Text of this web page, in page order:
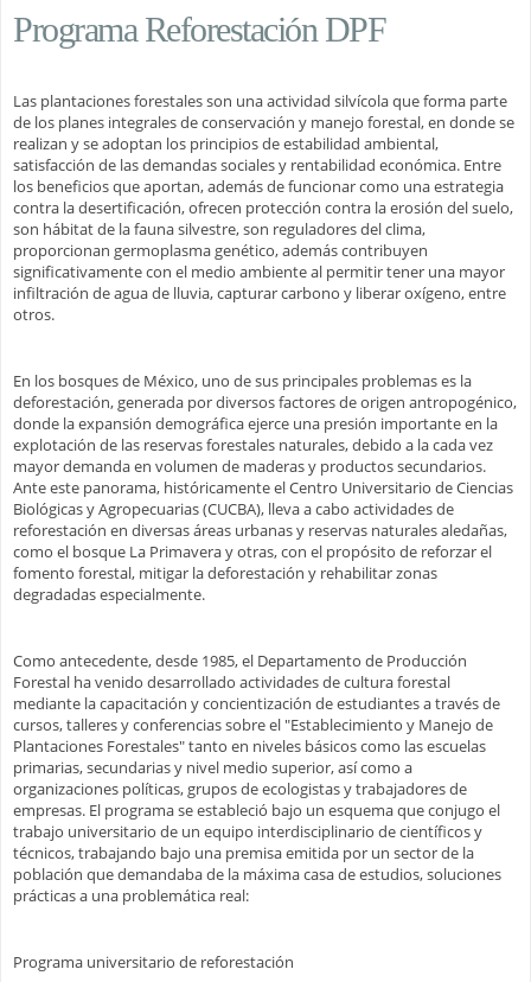
Programa Reforestación DPF
Las plantaciones forestales son una actividad silvícola que forma parte
de los planes integrales de conservación y manejo forestal, en donde se
realizan y se adoptan los principios de estabilidad ambiental,
satisfacción de las demandas sociales y rentabilidad económica. Entre
los beneficios que aportan, además de funcionar como una estrategia
contra la desertificación, ofrecen protección contra la erosión del suelo,
son hábitat de la fauna silvestre, son reguladores del clima,
proporcionan germoplasma genético, además contribuyen
significativamente con el medio ambiente al permitir tener una mayor
infiltración de agua de lluvia, capturar carbono y liberar oxígeno, entre
otros.
En los bosques de México, uno de sus principales problemas es la
deforestación, generada por diversos factores de origen antropogénico,
donde la expansión demográfica ejerce una presión importante en la
explotación de las reservas forestales naturales, debido a la cada vez
mayor demanda en volumen de maderas y productos secundarios.
Ante este panorama, históricamente el Centro Universitario de Ciencias
Biológicas y Agropecuarias (CUCBA), lleva a cabo actividades de
reforestación en diversas áreas urbanas y reservas naturales aledañas,
como el bosque La Primavera y otras, con el propósito de reforzar el
fomento forestal, mitigar la deforestación y rehabilitar zonas
degradadas especialmente.
Como antecedente, desde 1985, el Departamento de Producción
Forestal ha venido desarrollado actividades de cultura forestal
mediante la capacitación y concientización de estudiantes a través de
cursos, talleres y conferencias sobre el "Establecimiento y Manejo de
Plantaciones Forestales" tanto en niveles básicos como las escuelas
primarias, secundarias y nivel medio superior, así como a
organizaciones políticas, grupos de ecologistas y trabajadores de
empresas. El programa se estableció bajo un esquema que conjugo el
trabajo universitario de un equipo interdisciplinario de científicos y
técnicos, trabajando bajo una premisa emitida por un sector de la
población que demandaba de la máxima casa de estudios, soluciones
prácticas a una problemática real:
Programa universitario de reforestación